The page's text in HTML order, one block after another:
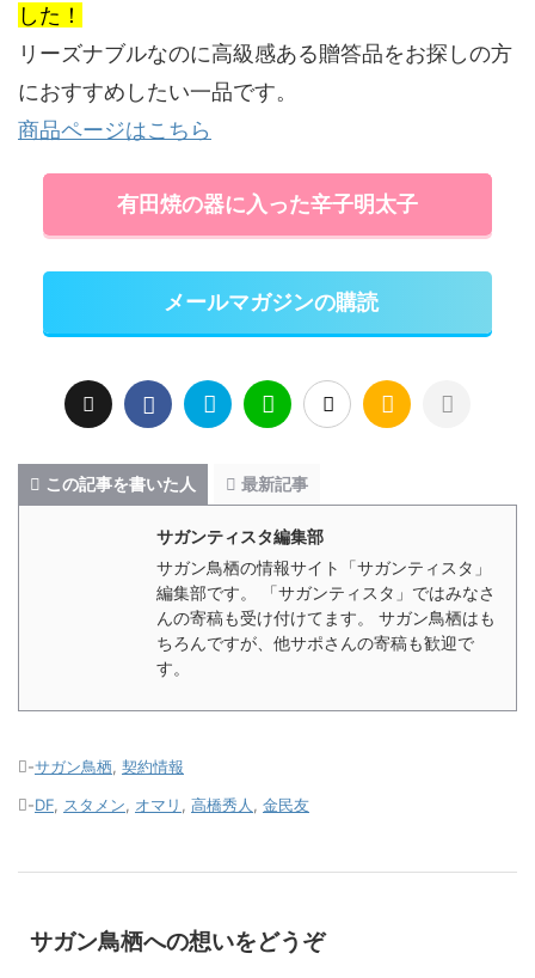
した！
リーズナブルなのに高級感ある贈答品をお探しの方
におすすめしたい一品です。
商品ページはこちら
有田焼の器に入った辛子明太子
メールマガジンの購読
この記事を書いた人 最新記事
サガンティスタ編集部
サガン鳥栖の情報サイト「サガンティスタ」
編集部です。 「サガンティスタ」ではみなさ
んの寄稿も受け付けてます。 サガン鳥栖はも
ちろんですが、他サポさんの寄稿も歓迎で
す。
-サガン鳥栖 契約情報
-DF スタメン オマリ 高橋秀人 金民友
サガン鳥栖への想いをどうぞ